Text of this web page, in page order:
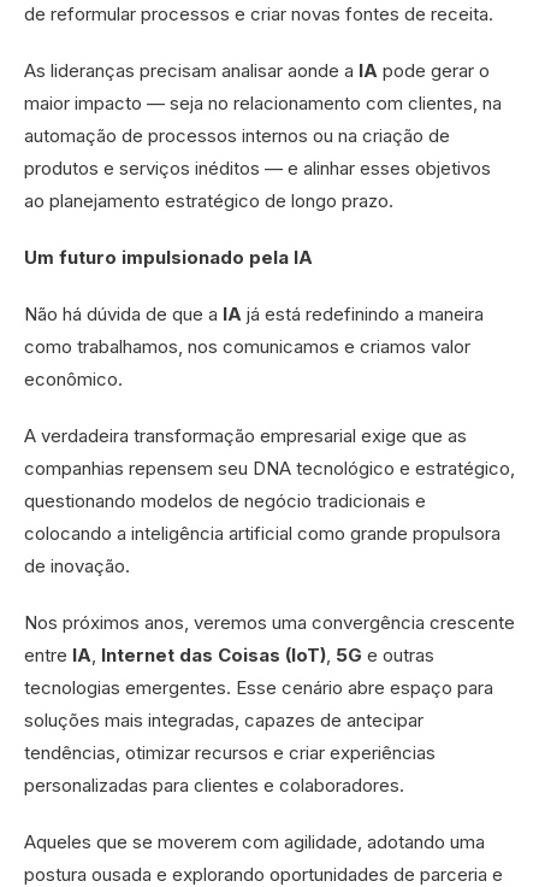
de reformular processos e criar novas fontes de receita.
As lideranças precisam analisar aonde a IA pode gerar o
maior impacto — seja no relacionamento com clientes, na
automação de processos internos ou na criação de
produtos e serviços inéditos — e alinhar esses objetivos
ao planejamento estratégico de longo prazo.
Um futuro impulsionado pela IA
Não há dúvida de que a IA já está redefinindo a maneira
como trabalhamos, nos comunicamos e criamos valor
econômico.
A verdadeira transformação empresarial exige que as
companhias repensem seu DNA tecnológico e estratégico,
questionando modelos de negócio tradicionais e
colocando a inteligência artificial como grande propulsora
de inovação.
Nos próximos anos, veremos uma convergência crescente
entre IA Internet das Coisas (IoT) 5G e outras
tecnologias emergentes. Esse cenário abre espaço para
soluções mais integradas, capazes de antecipar
tendências, otimizar recursos e criar experiências
personalizadas para clientes e colaboradores.
Aqueles que se moverem com agilidade, adotando uma
postura ousada e explorando oportunidades de parceria e